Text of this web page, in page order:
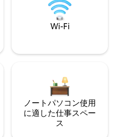
Wi-Fi
ノートパソコン使用
に適した仕事スペー
ス